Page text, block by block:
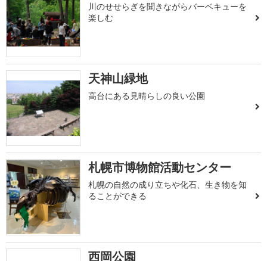
川のせせらぎを聞きながらバーベキューを
楽しむ
天神山緑地
高台にある見晴らしの良い公園
札幌市博物館活動センター
札幌の自然の成り立ちや化石、生き物を知
ることができる
西岡公園